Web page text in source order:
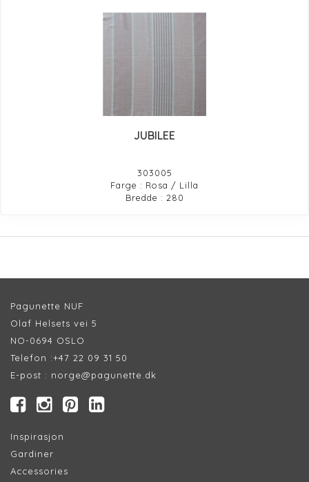
JUBILEE
303005
Farge : Rosa / Lilla
Bredde : 280
Pagunette NUF
Olaf Helsets vei 5
NO-0694 OSLO
Telefon :+47 22 09 31 50
E-post : norge@pagunette.dk
Inspirasjon
Gardiner
Accessories